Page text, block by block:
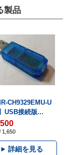
製品
CH9329EMU-U
USB接続版...
1,650
詳細を見る